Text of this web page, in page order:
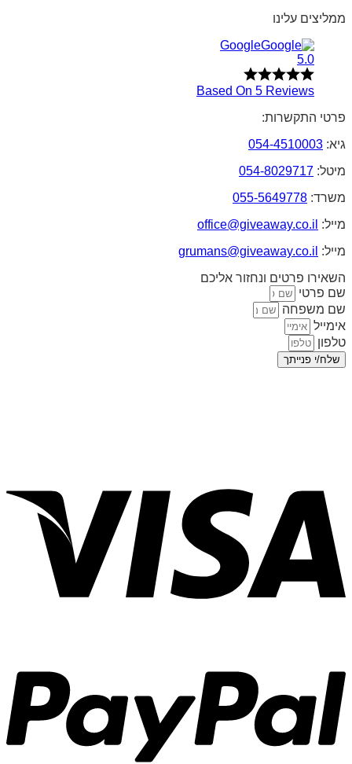
ממליצים עלינו
Google
5.0
Based On 5 Reviews
פרטי התקשרות:
גיא: 054-4510003
מיטל: 054-8029717
משרד: 055-5649778
מייל: office@giveaway.co.il
מייל: grumans@giveaway.co.il
השאירו פרטים ונחזור אליכם
שם פרטי
שם משפחה
אימייל
טלפון
שלח/י פנייתך